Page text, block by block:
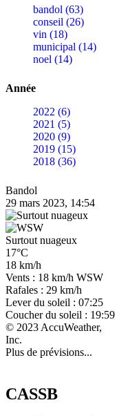
bandol (63)
conseil (26)
vin (18)
municipal (14)
noel (14)
Année
2022 (6)
2021 (5)
2020 (9)
2019 (15)
2018 (36)
Bandol
29 mars 2023, 14:54
Surtout nuageux
17°C
18 km/h
Vents : 18 km/h WSW
Rafales : 29 km/h
Lever du soleil : 07:25
Coucher du soleil : 19:59
© 2023 AccuWeather,
Inc.
Plus de prévisions...
CASSB